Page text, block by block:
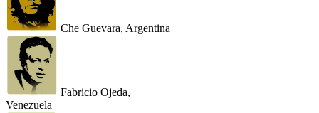
Che Guevara, Argentina
Fabricio Ojeda,
Venezuela